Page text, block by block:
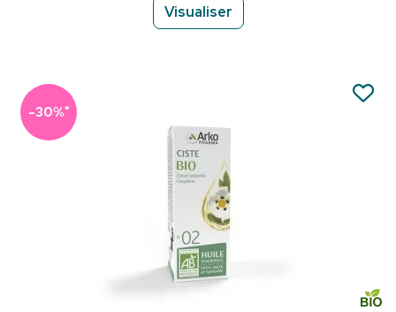
Visualiser
-30%*